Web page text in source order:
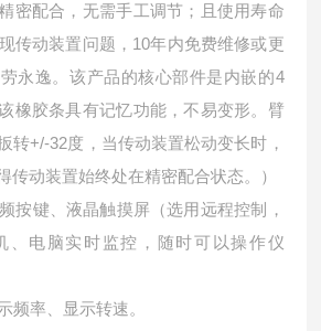
密配合，无需手工调节；且使用寿命
传动装置问题，10年内免费维修或更
永逸。该产品的核心部件是内嵌的4
橡胶条具有记忆功能，不易变形。臂
转+/-32度，当传动装置松动变长时，
传动装置始终处在精密配合状态。）
按键、液晶触摸屏（选用远程控制，
、电脑实时监控，随时可以操作仪
频率、显示转速。